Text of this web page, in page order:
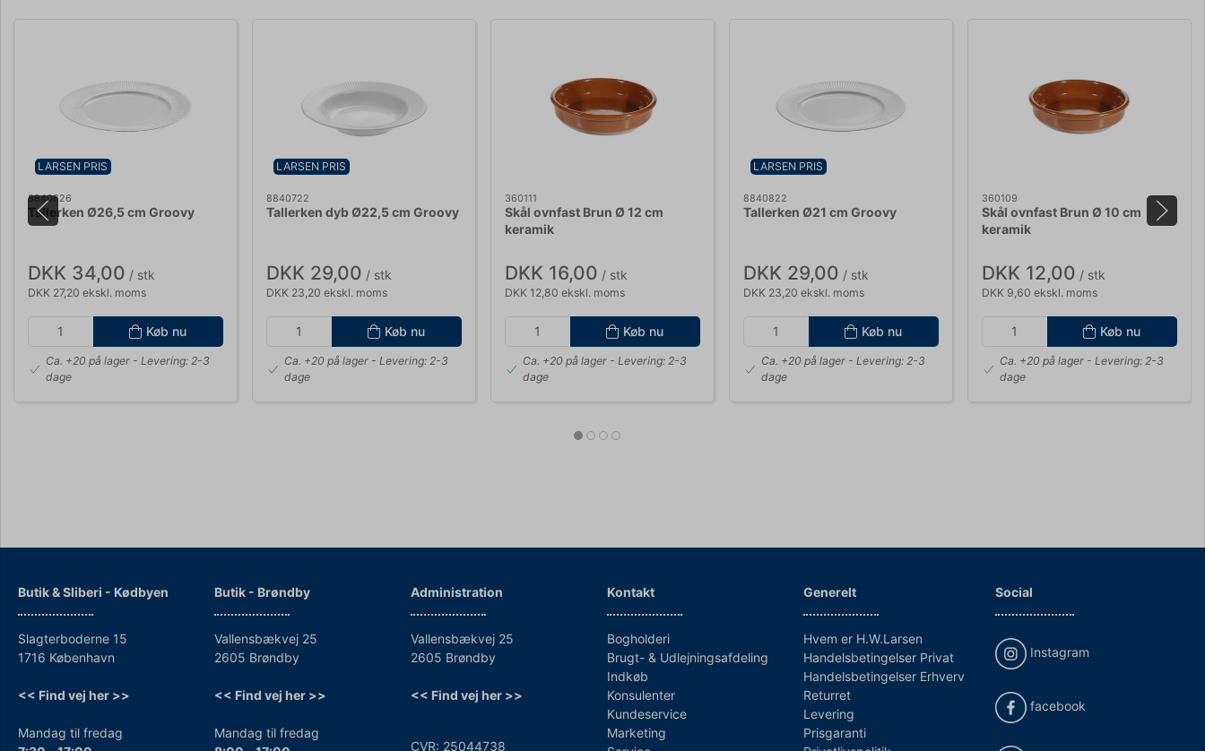
LARSEN PRIS
8840626
Tallerken Ø26,5 cm Groovy
DKK 34,00 / stk
DKK 27,20 ekskl. moms
Køb nu
Ca. +20 på lager- Levering: 2-3
dage
LARSEN PRIS
8840722
Tallerken dyb Ø22,5 cm Groovy
DKK 29,00 / stk
DKK 23,20 ekskl. moms
Køb nu
Ca. +20 på lager- Levering: 2-3
dage
360111
Skål ovnfast Brun Ø 12 cm
keramik
DKK 16,00 / stk
DKK 12,80 ekskl. moms
Køb nu
Ca. +20 på lager- Levering: 2-3
dage
LARSEN PRIS
8840822
Tallerken Ø21 cm Groovy
DKK 29,00 / stk
DKK 23,20 ekskl. moms
Køb nu
Ca. +20 på lager- Levering: 2-3
dage
360109
Skål ovnfast Brun Ø 10 cm
keramik
DKK 12,00 / stk
DKK 9,60 ekskl. moms
Køb nu
Ca. +20 på lager- Levering: 2-3
dage
Butik & Sliberi - Kødbyen
Slagterboderne 15
1716 København
<< Find vej her >>
Mandag til fredag
Butik - Brøndby
Vallensbækvej 25
2605 Brøndby
<< Find vej her >>
Mandag til fredag
Administration
Vallensbækvej 25
2605 Brøndby
<< Find vej her >>
CVR: 25044738
Kontakt
Bogholderi
Brugt- & Udlejningsafdeling
Indkøb
Konsulenter
Kundeservice
Marketing
Generelt
Hvem er H.W.Larsen
Handelsbetingelser Privat
Handelsbetingelser Erhverv
Returret
Levering
Prisgaranti
Social
Instagram
facebook